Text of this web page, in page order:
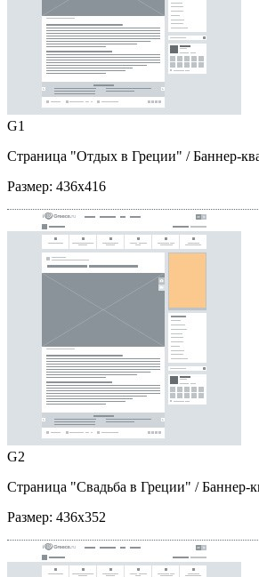
G1
Страница "Отдых в Греции" / Баннер-
Размер: 436x416
G2
Страница "Свадьба в Греции" / Баннер-
Размер: 436x352